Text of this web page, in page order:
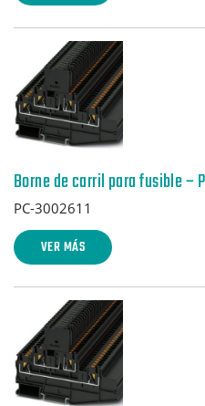
Borne de carril para fusible –
PC-3002611
VER MÁS